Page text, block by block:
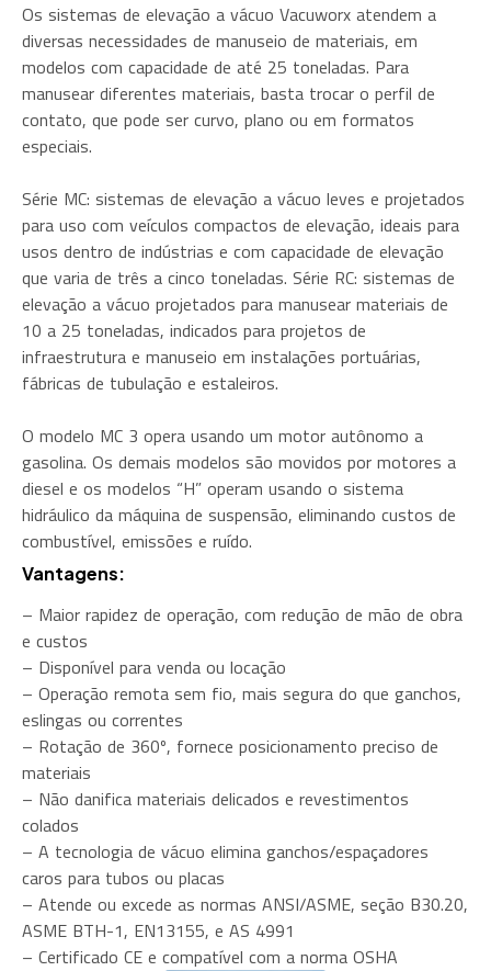
Os sistemas de elevação a vácuo Vacuworx atendem a
diversas necessidades de manuseio de materiais, em
modelos com capacidade de até 25 toneladas. Para
manusear diferentes materiais, basta trocar o perfil de
contato, que pode ser curvo, plano ou em formatos
especiais.
Série MC: sistemas de elevação a vácuo leves e projetados
para uso com veículos compactos de elevação, ideais para
usos dentro de indústrias e com capacidade de elevação
que varia de três a cinco toneladas. Série RC: sistemas de
elevação a vácuo projetados para manusear materiais de
10 a 25 toneladas, indicados para projetos de
infraestrutura e manuseio em instalações portuárias,
fábricas de tubulação e estaleiros.
O modelo MC 3 opera usando um motor autônomo a
gasolina. Os demais modelos são movidos por motores a
diesel e os modelos “H” operam usando o sistema
hidráulico da máquina de suspensão, eliminando custos de
combustível, emissões e ruído.
Vantagens:
– Maior rapidez de operação, com redução de mão de obra
e custos
– Disponível para venda ou locação
– Operação remota sem fio, mais segura do que ganchos,
eslingas ou correntes
– Rotação de 360º, fornece posicionamento preciso de
materiais
– Não danifica materiais delicados e revestimentos
colados
– A tecnologia de vácuo elimina ganchos/espaçadores
caros para tubos ou placas
– Atende ou excede as normas ANSI/ASME, seção B30.20,
ASME BTH-1, EN13155, e AS 4991
– Certificado CE e compatível com a norma OSHA